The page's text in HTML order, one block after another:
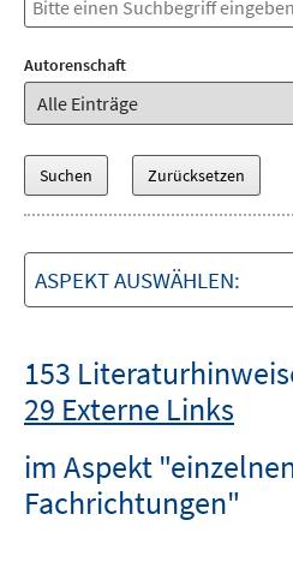
Autorenschaft
ASPEKT AUSWÄHLEN:
153
29 Externe Links
im Aspekt
Fachrichtungen"